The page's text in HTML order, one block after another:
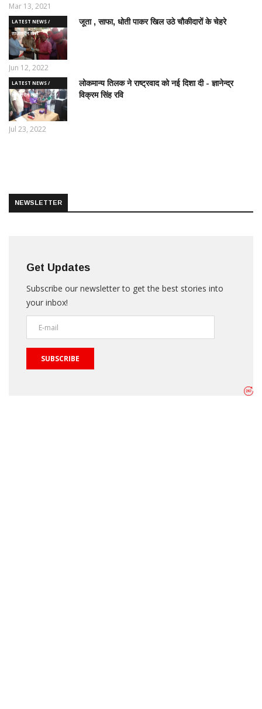
Mar 13, 2021
LATEST NEWS /
ताज़ातरीन खबरें
जूता , साफा, धोती पाकर खिल उठे चौकीदारों के चेहरे
Jun 12, 2022
LATEST NEWS /
ताज़ातरीन खबरें
लोकमान्य तिलक ने राष्ट्रवाद को नई दिशा दी - ज्ञानेन्द्र
विक्रम सिंह रवि
Jul 23, 2022
NEWSLETTER
Get Updates
Subscribe our newsletter to get the best stories into
your inbox!
SUBSCRIBE